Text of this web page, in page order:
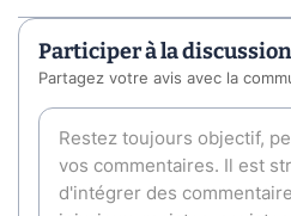
Participer à la discussion
Partagez votre avis avec la